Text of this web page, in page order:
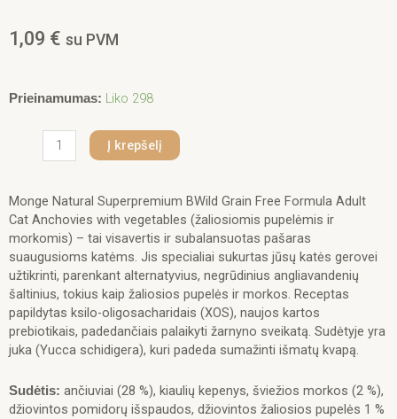
1,09 € su PVM
Prieinamumas: Liko 298
produkto
Monge
katėms
su
ančiuviais
ir
daržovėmis
100g
Į krepšelį
Monge Natural Superpremium BWild Grain Free Formula Adult
Cat Anchovies with vegetables (žaliosiomis pupelėmis ir
morkomis) – tai visavertis ir subalansuotas pašaras
suaugusioms katėms. Jis specialiai sukurtas jūsų katės gerovei
užtikrinti, parenkant alternatyvius, negrūdinius angliavandenių
šaltinius, tokius kaip žaliosios pupelės ir morkos. Receptas
papildytas ksilo-oligosacharidais (XOS), naujos kartos
prebiotikais, padedančiais palaikyti žarnyno sveikatą. Sudėtyje yra
juka (Yucca schidigera), kuri padeda sumažinti išmatų kvapą.
Sudėtis: ančiuviai (28 %), kiaulių kepenys, šviežios morkos (2 %),
džiovintos pomidorų išspaudos, džiovintos žaliosios pupelės 1 %